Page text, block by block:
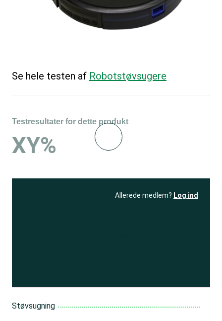
Se hele testen af Robotstøvsugere
Testresultater for dette produkt
XY%
Allerede medlem? Log ind
Støvsugning